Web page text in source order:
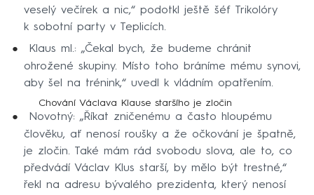
veselý večírek a nic,“ podotkl ještě šéf Trikolóry
k sobotní party v Teplicích.
Klaus ml.: „Čekal bych, že budeme chránit
ohrožené skupiny. Místo toho bráníme mému synovi,
aby šel na trénink,“ uvedl k vládním opatřením.
Chování Václava Klause staršího je zločin
Novotný: „Říkat zničenému a často hloupému
člověku, ať nenosí roušky a že očkování je špatně,
je zločin. Také mám rád svobodu slova, ale to, co
předvádí Václav Klus starší, by mělo být trestné,“
řekl na adresu bývalého prezidenta, který nenosí